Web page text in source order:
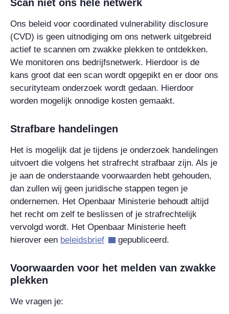
Scan niet ons hele netwerk
Ons beleid voor coordinated vulnerability disclosure
(CVD) is geen uitnodiging om ons netwerk uitgebreid
actief te scannen om zwakke plekken te ontdekken.
We monitoren ons bedrijfsnetwerk. Hierdoor is de
kans groot dat een scan wordt opgepikt en er door ons
securityteam onderzoek wordt gedaan. Hierdoor
worden mogelijk onnodige kosten gemaakt.
Strafbare handelingen
Het is mogelijk dat je tijdens je onderzoek handelingen
uitvoert die volgens het strafrecht strafbaar zijn. Als je
je aan de onderstaande voorwaarden hebt gehouden,
dan zullen wij geen juridische stappen tegen je
ondernemen. Het Openbaar Ministerie behoudt altijd
het recht om zelf te beslissen of je strafrechtelijk
vervolgd wordt. Het Openbaar Ministerie heeft
hierover een beleidsbrief gepubliceerd.
Voorwaarden voor het melden van zwakke
plekken
We vragen je: